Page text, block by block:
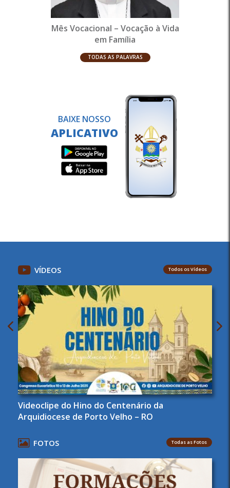
Mês Vocacional – Vocação à Vida
em Família
TODAS AS PALAVRAS
BAIXE NOSSO
APLICATIVO
VÍDEOS Todos os Vídeos
Videoclipe do Hino do Centenário da
Arquidiocese de Porto Velho – RO
FOTOS Todas as Fotos